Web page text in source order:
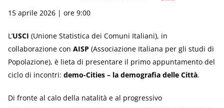
15 aprile 2026 | ore 9:00
L’USCI (Unione Statistica dei Comuni Italiani), in
collaborazione con AISP (Associazione Italiana per gli studi di
Popolazione), è lieta di presentare il primo appuntamento del
ciclo di incontri: demo-Cities – la demografia delle Città.
Di fronte al calo della natalità e al progressivo